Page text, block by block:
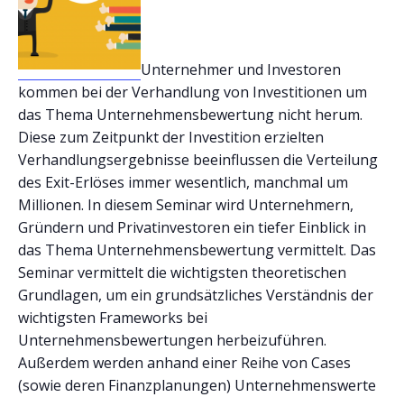
Unternehmer und Investoren
kommen bei der Verhandlung von Investitionen um
das Thema Unternehmensbewertung nicht herum.
Diese zum Zeitpunkt der Investition erzielten
Verhandlungsergebnisse beeinflussen die Verteilung
des Exit-Erlöses immer wesentlich, manchmal um
Millionen. In diesem Seminar wird Unternehmern,
Gründern und Privatinvestoren ein tiefer Einblick in
das Thema Unternehmensbewertung vermittelt. Das
Seminar vermittelt die wichtigsten theoretischen
Grundlagen, um ein grundsätzliches Verständnis der
wichtigsten Frameworks bei
Unternehmensbewertungen herbeizuführen.
Außerdem werden anhand einer Reihe von Cases
(sowie deren Finanzplanungen) Unternehmenswerte